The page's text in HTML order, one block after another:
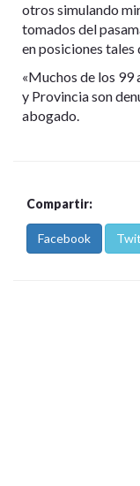
otros simulando
tomados del
en posiciones tales
«Muchos de los 99
y Provincia son
abogado.
Compartir:
Facebook